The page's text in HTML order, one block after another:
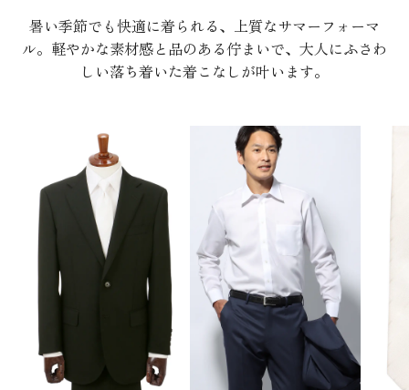
暑い季節でも快適に着られる、上質なサマーフォーマ
ル。軽やかな素材感と品のある佇まいで、大人にふさわ
しい落ち着いた着こなしが叶います。